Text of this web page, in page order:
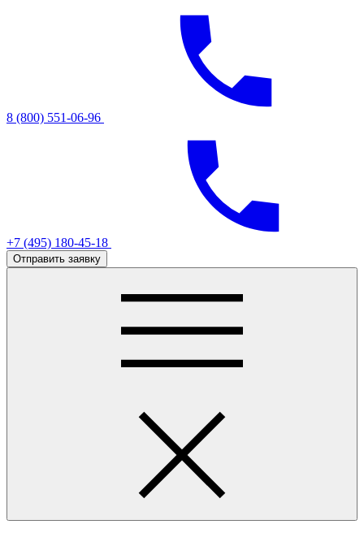
8 (800) 551-06-96
+7 (495) 180-45-18
Отправить заявку